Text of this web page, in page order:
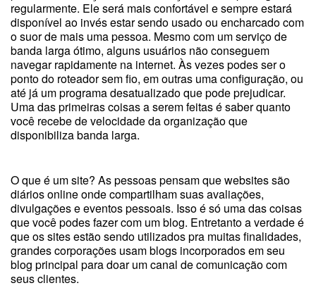
regularmente. Ele será mais confortável e sempre estará
disponível ao invés estar sendo usado ou encharcado com
o suor de mais uma pessoa. Mesmo com um serviço de
banda larga ótimo, alguns usuários não conseguem
navegar rapidamente na internet. Às vezes podes ser o
ponto do roteador sem fio, em outras uma configuração, ou
até já um programa desatualizado que pode prejudicar.
Uma das primeiras coisas a serem feitas é saber quanto
você recebe de velocidade da organização que
disponibiliza banda larga.
O que é um site? As pessoas pensam que websites são
diários online onde compartilham suas avaliações,
divulgações e eventos pessoais. Isso é só uma das coisas
que você podes fazer com um blog. Entretanto a verdade é
que os sites estão sendo utilizados pra muitas finalidades,
grandes corporações usam blogs incorporados em seu
blog principal para doar um canal de comunicação com
seus clientes.